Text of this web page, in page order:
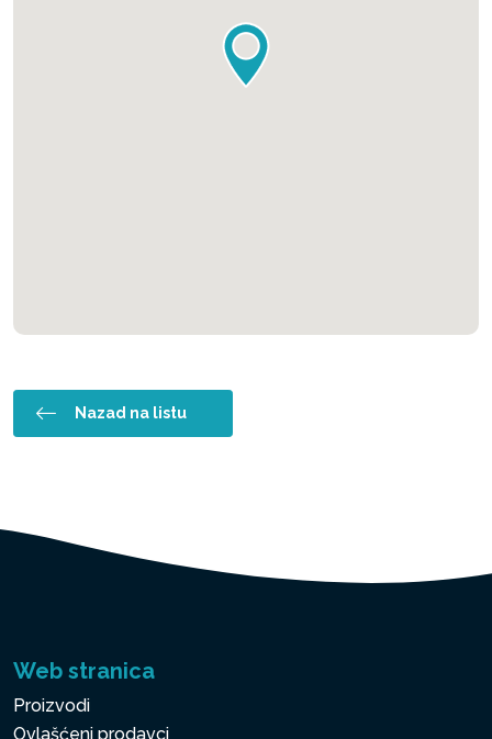
Nazad na listu
Web stranica
Proizvodi
Ovlašćeni prodavci